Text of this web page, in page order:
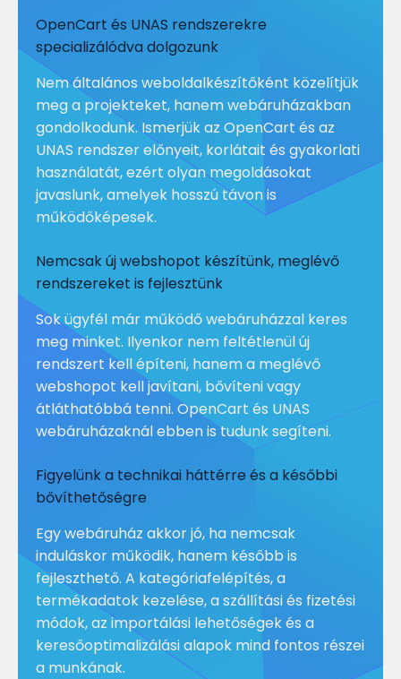
OpenCart és UNAS rendszerekre
specializálódva dolgozunk
Nem általános weboldalkészítőként közelítjük
meg a projekteket, hanem webáruházakban
gondolkodunk. Ismerjük az OpenCart és az
UNAS rendszer előnyeit, korlátait és gyakorlati
használatát, ezért olyan megoldásokat
javaslunk, amelyek hosszú távon is
működőképesek.
Nemcsak új webshopot készítünk, meglévő
rendszereket is fejlesztünk
Sok ügyfél már működő webáruházzal keres
meg minket. Ilyenkor nem feltétlenül új
rendszert kell építeni, hanem a meglévő
webshopot kell javítani, bővíteni vagy
átláthatóbbá tenni. OpenCart és UNAS
webáruházaknál ebben is tudunk segíteni.
Figyelünk a technikai háttérre és a későbbi
bővíthetőségre
Egy webáruház akkor jó, ha nemcsak
induláskor működik, hanem később is
fejleszthető. A kategóriafelépítés, a
termékadatok kezelése, a szállítási és fizetési
módok, az importálási lehetőségek és a
keresőoptimalizálási alapok mind fontos részei
a munkának.